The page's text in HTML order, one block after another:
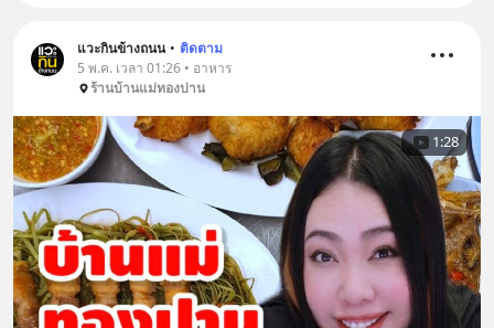
แวะกินข้างถนน • ติดตาม
5 พ.ค. เวลา 01:26 • อาหาร
ร้านบ้านแม่ทองปาน
1:28